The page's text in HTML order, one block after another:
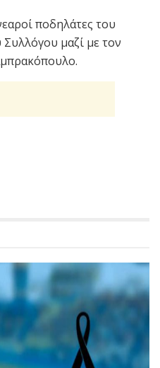
ποδηλάτες του
μαζί με τον